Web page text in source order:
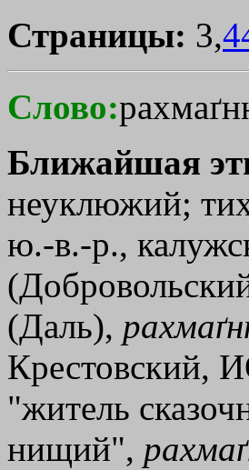
Страницы: 3,
Слово:
Ближайшая
неуклюжий;
ю.-в.-р.,
(Даль),
Крестовский,
"житель
нищий",